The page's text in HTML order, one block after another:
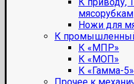
мясорубкам
Ножи для
К
К «МПР»
К «МОП»
К «Гамма-5»